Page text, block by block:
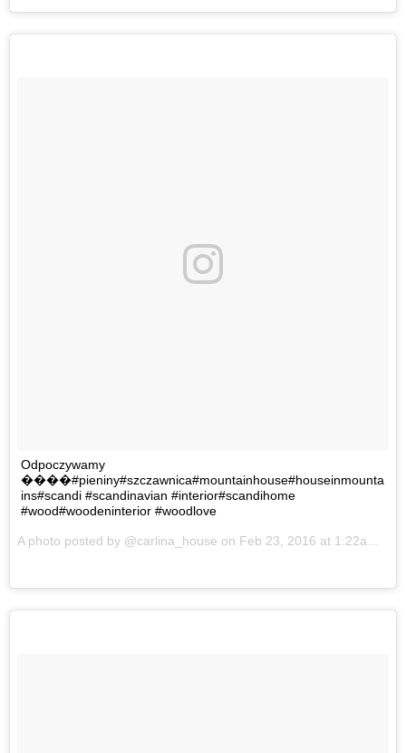
Odpoczywamy
����#pieniny#szczawnica#mountainhouse#houseinmounta
ins#scandi #scandinavian #interior#scandihome
#wood#woodeninterior #woodlove
A photo posted by @carlina_house on Feb 23, 2016 at 1:22am PST